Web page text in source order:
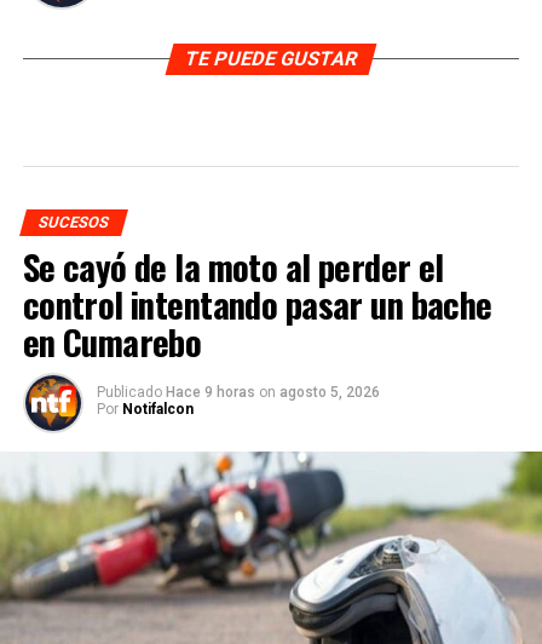
TE PUEDE GUSTAR
SUCESOS
Se cayó de la moto al perder el
control intentando pasar un bache
en Cumarebo
Publicado Hace 9 horas on agosto 5, 2026
Por Notifalcon